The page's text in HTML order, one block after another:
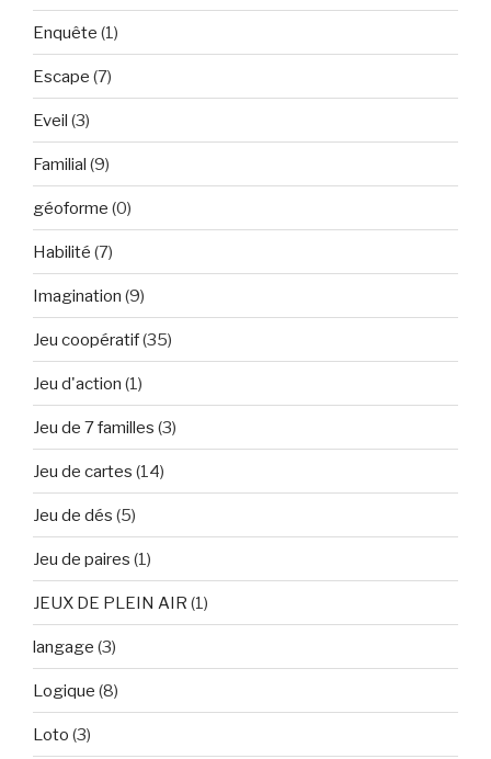
Enquête (1)
Escape (7)
Eveil (3)
Familial (9)
géoforme (0)
Habilité (7)
Imagination (9)
Jeu coopératif(35)
Jeu d'action (1)
Jeu de 7 familles (3)
Jeu de cartes (14)
Jeu de dés (5)
Jeu de paires (1)
JEUX DE PLEIN AIR (1)
langage (3)
Logique (8)
Loto (3)